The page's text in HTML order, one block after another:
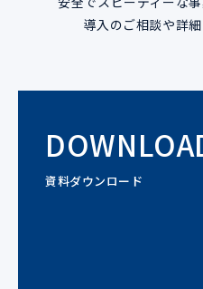
導入のご相談や詳
資料ダウンロード